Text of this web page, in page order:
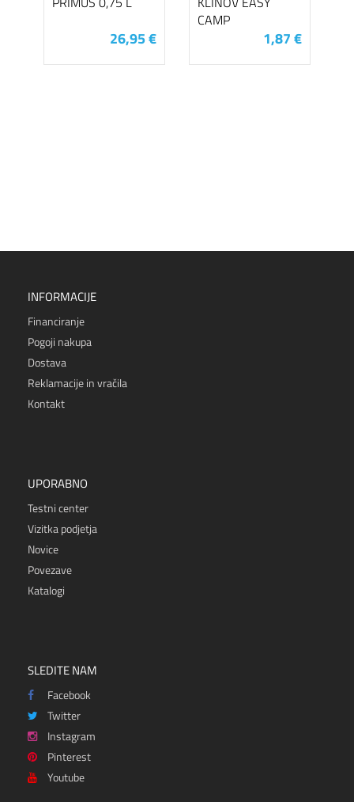
26,95 €
CAMP
1,87 €
INFORMACIJE
Financiranje
Pogoji nakupa
Dostava
Reklamacije in vračila
Kontakt
UPORABNO
Testni center
Vizitka podjetja
Novice
Povezave
Katalogi
SLEDITE NAM
Facebook
Twitter
Instagram
Pinterest
Youtube